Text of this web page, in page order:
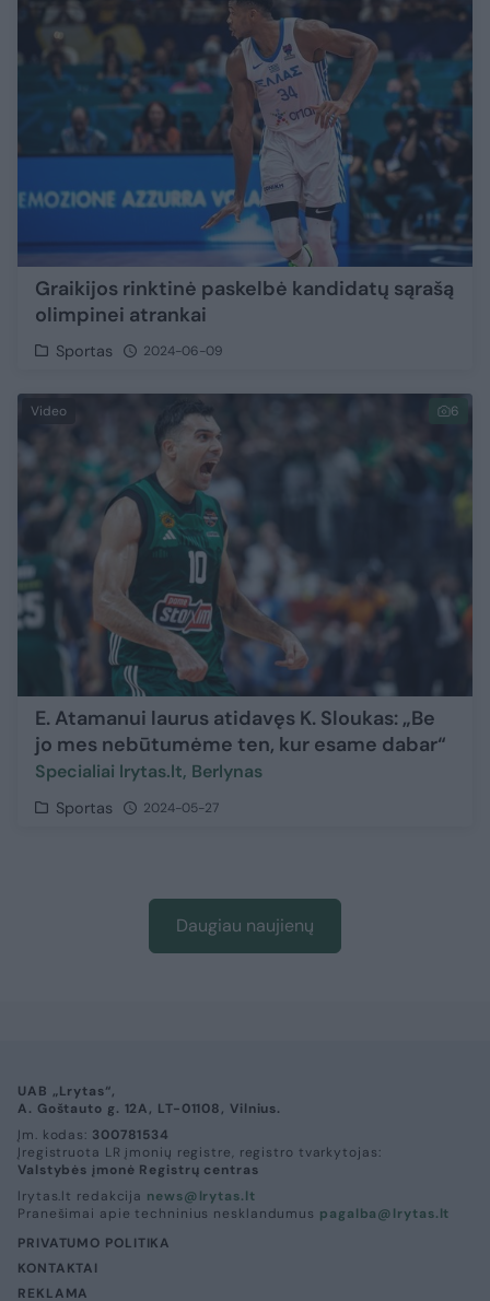
Graikijos rinktinė paskelbė kandidatų sąrašą
olimpinei atrankai
Sportas 2024-06-09
Video 6
E. Atamanui laurus atidavęs K. Sloukas: „Be
jo mes nebūtumėme ten, kur esame dabar“
Specialiai lrytas.lt, Berlynas
Sportas 2024-05-27
Daugiau naujienų
UAB „Lrytas“,
A. Goštauto g. 12A, LT-01108, Vilnius.
Įm. kodas: 300781534
Įregistruota LR įmonių registre, registro tvarkytojas:
Valstybės įmonė Registrų centras
lrytas.lt redakcija news@lrytas.lt
Pranešimai apie techninius nesklandumus pagalba@lrytas.lt
PRIVATUMO POLITIKA
KONTAKTAI
REKLAMA